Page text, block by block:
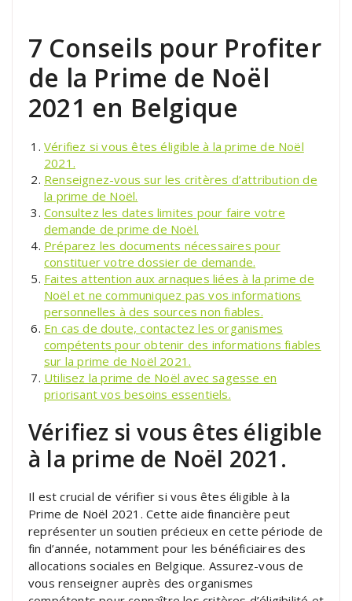
7 Conseils pour Profiter
de la Prime de Noël
2021 en Belgique
Vérifiez si vous êtes éligible à la prime de Noël
2021.
Renseignez-vous sur les critères d’attribution de
la prime de Noël.
Consultez les dates limites pour faire votre
demande de prime de Noël.
Préparez les documents nécessaires pour
constituer votre dossier de demande.
Faites attention aux arnaques liées à la prime de
Noël et ne communiquez pas vos informations
personnelles à des sources non fiables.
En cas de doute, contactez les organismes
compétents pour obtenir des informations fiables
sur la prime de Noël 2021.
Utilisez la prime de Noël avec sagesse en
priorisant vos besoins essentiels.
Vérifiez si vous êtes éligible
à la prime de Noël 2021.
Il est crucial de vérifier si vous êtes éligible à la
Prime de Noël 2021. Cette aide financière peut
représenter un soutien précieux en cette période de
fin d’année, notamment pour les bénéficiaires des
allocations sociales en Belgique. Assurez-vous de
vous renseigner auprès des organismes